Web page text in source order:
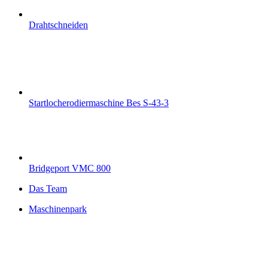
Drahtschneiden
Startlocherodiermaschine Bes S-43-3
Bridgeport VMC 800
Das Team
Maschinenpark